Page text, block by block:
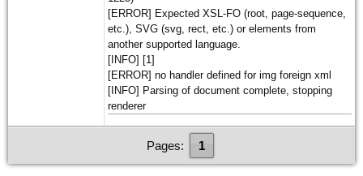
[ERROR] Expected XSL-FO (root, page-sequence,
etc.), SVG (svg, rect, etc.) or elements from
another supported language.
[INFO] [1]
[ERROR] no handler defined for img foreign xml
[INFO] Parsing of document complete, stopping
renderer
Pages: 1